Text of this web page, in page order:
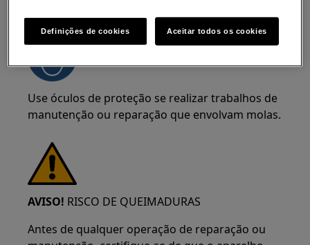
Use óculos de proteção se realizar trabalhos de
manutenção ou reparação que envolvam molas.
AVISO! RISCO DE QUEIMADURAS
Antes de qualquer operação de reparação ou
Definições de cookies Aceitar todos os cookies